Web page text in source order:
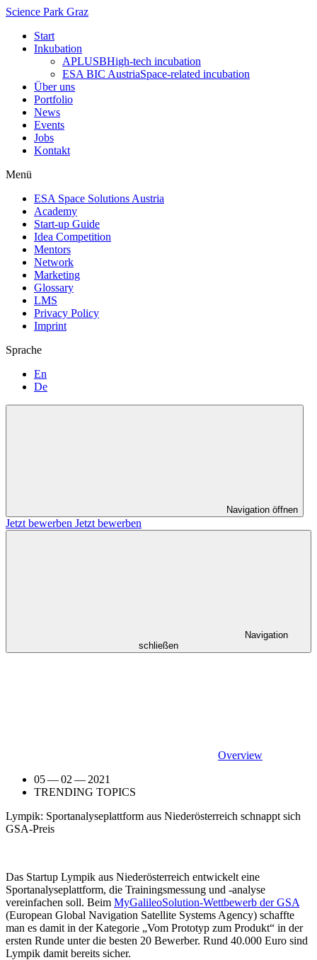
Science Park Graz
Start
Inkubation
APLUSBHigh-tech incubation
ESA BIC AustriaSpace-related incubation
Über uns
Portfolio
News
Events
Jobs
Kontakt
Menü
ESA Space Solutions Austria
Academy
Start-up Guide
Idea Competition
Mentors
Network
Marketing
Glossary
LMS
Privacy Policy
Imprint
Sprache
En
De
Navigation öffnen
Jetzt bewerben Jetzt bewerben
Navigation
schließen
Overview
05 — 02 — 2021
TRENDING TOPICS
Lympik: Sportanalyseplattform aus Niederösterreich schnappt sich
GSA-Preis
Das Startup Lympik aus Niederösterreich entwickelt eine
Sportanalyseplattform, die Trainingsmessung und -analyse
vereinfachen soll. Beim MyGalileoSolution-Wettbewerb der GSA
(European Global Navigation Satellite Systems Agency) schaffte
man es damit in der Kategorie „Vom Prototyp zum Produkt“ in der
ersten Runde unter die besten 20 Bewerber. Rund 40.000 Euro sind
Lympik damit bereits sicher.